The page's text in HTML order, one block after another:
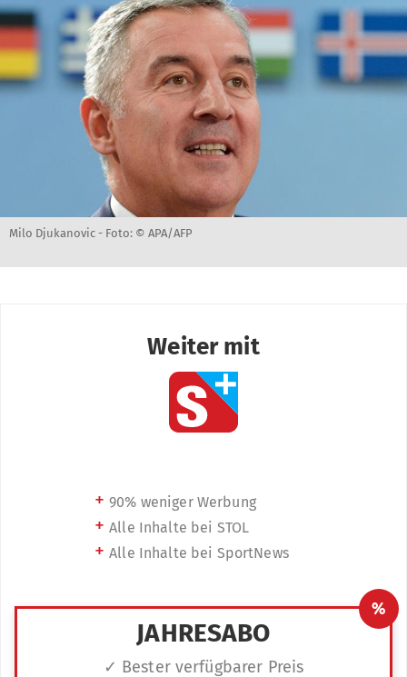
Milo Djukanovic - Foto: © APA/AFP